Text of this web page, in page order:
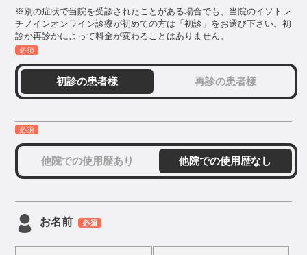
※別の症状で当院を受診されたことがある場合でも、当院のイソトレ
チノインオンライン診療が初めての方は「初診」をお選び下さい。初
診か再診かによって料金が変わることはありません。
必須
初診の患者様 再診の患者様
必須
他院での使用歴あり 他院での使用歴なし
お名前 必須